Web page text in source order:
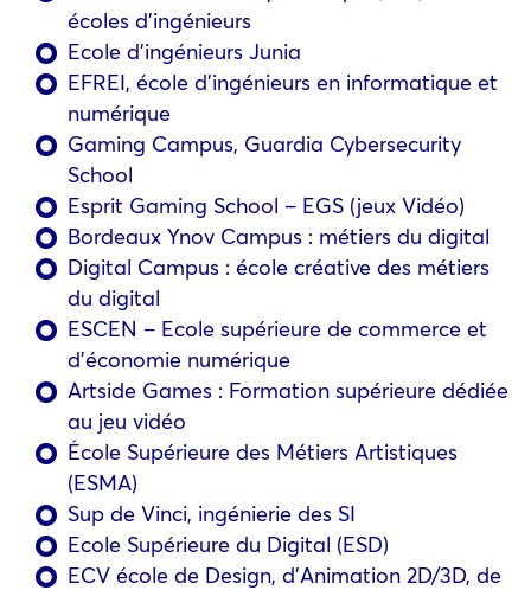
écoles d’ingénieurs
Ecole d’ingénieurs Junia
EFREI, école d’ingénieurs en informatique et
numérique
Gaming Campus, Guardia Cybersecurity
School
Esprit Gaming School – EGS (jeux Vidéo)
Bordeaux Ynov Campus : métiers du digital
Digital Campus : école créative des métiers
du digital
ESCEN – Ecole supérieure de commerce et
d’économie numérique
Artside Games : Formation supérieure dédiée
au jeu vidéo
École Supérieure des Métiers Artistiques
(ESMA)
Sup de Vinci, ingénierie des SI
Ecole Supérieure du Digital (ESD)
ECV école de Design, d’Animation 2D/3D, de